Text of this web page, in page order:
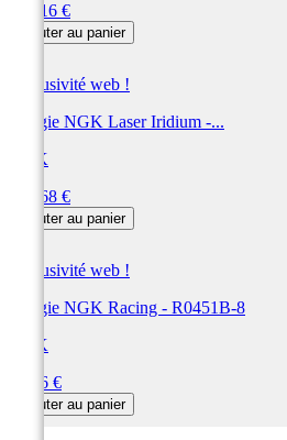
113,16 €
Ajouter au panier
Exclusivité web !
Bougie NGK Laser Iridium -...
NGK
103,68 €
Ajouter au panier
Exclusivité web !
Bougie NGK Racing - R0451B-8
NGK
90,96 €
Ajouter au panier